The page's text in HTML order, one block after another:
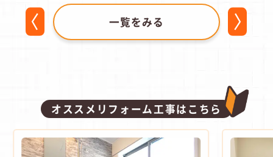
一覧をみる
オススメリフォーム工事はこちら